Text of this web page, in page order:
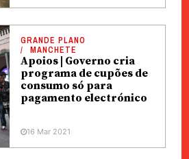
GRANDE PLANO
MANCHETE
Apoios | Governo cria
programa de cupões de
consumo só para
pagamento electrónico
16 Mar 2021